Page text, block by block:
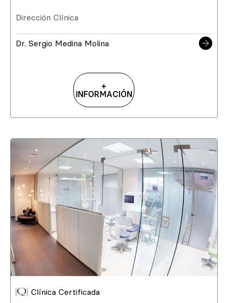
Dirección Clínica
Dr. Sergio Medina Molina
+
INFORMACIÓN
Clínica Certificada